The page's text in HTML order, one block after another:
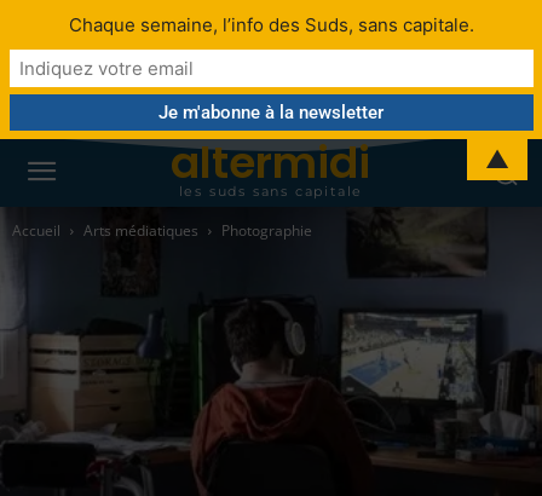
altermidi
les suds sans capitale
Accueil Arts médiatiques Photographie
Chaque semaine, l’info des Suds, sans capitale.
▲